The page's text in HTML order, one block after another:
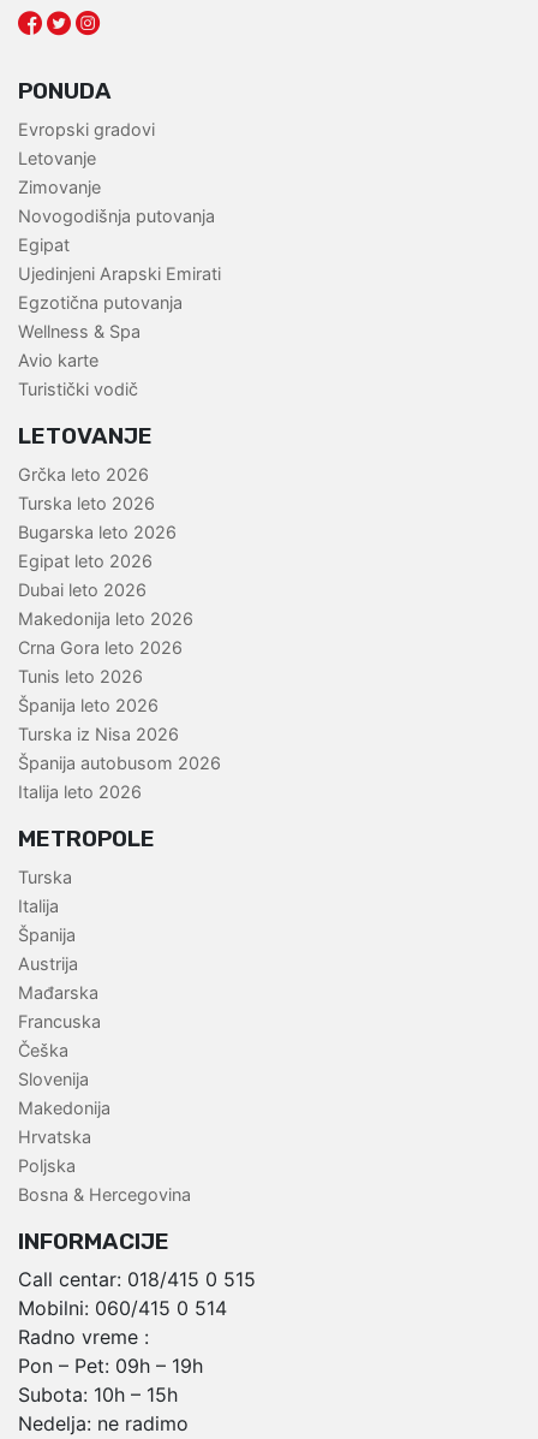
PONUDA
Evropski gradovi
Letovanje
Zimovanje
Novogodišnja putovanja
Egipat
Ujedinjeni Arapski Emirati
Egzotična putovanja
Wellness & Spa
Avio karte
Turistički vodič
LETOVANJE
Grčka leto 2026
Turska leto 2026
Bugarska leto 2026
Egipat leto 2026
Dubai leto 2026
Makedonija leto 2026
Crna Gora leto 2026
Tunis leto 2026
Španija leto 2026
Turska iz Nisa 2026
Španija autobusom 2026
Italija leto 2026
METROPOLE
Turska
Italija
Španija
Austrija
Mađarska
Francuska
Češka
Slovenija
Makedonija
Hrvatska
Poljska
Bosna & Hercegovina
INFORMACIJE
Call centar: 018/415 0 515
Mobilni: 060/415 0 514
Radno vreme :
Pon – Pet: 09h – 19h
Subota: 10h – 15h
Nedelja: ne radimo